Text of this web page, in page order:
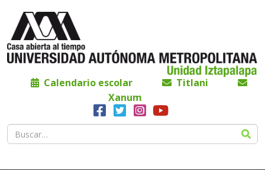
Calendario escolar
Titlani
Xanum